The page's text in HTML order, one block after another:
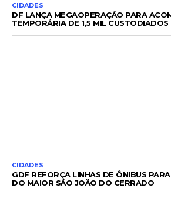
CIDADES
DF LANÇA MEGAOPERAÇÃO PARA
TEMPORÁRIA DE 1,5 MIL CUSTODIADOS
CIDADES
GDF REFORÇA LINHAS DE ÔNIBUS
DO MAIOR SÃO JOÃO DO CERRADO